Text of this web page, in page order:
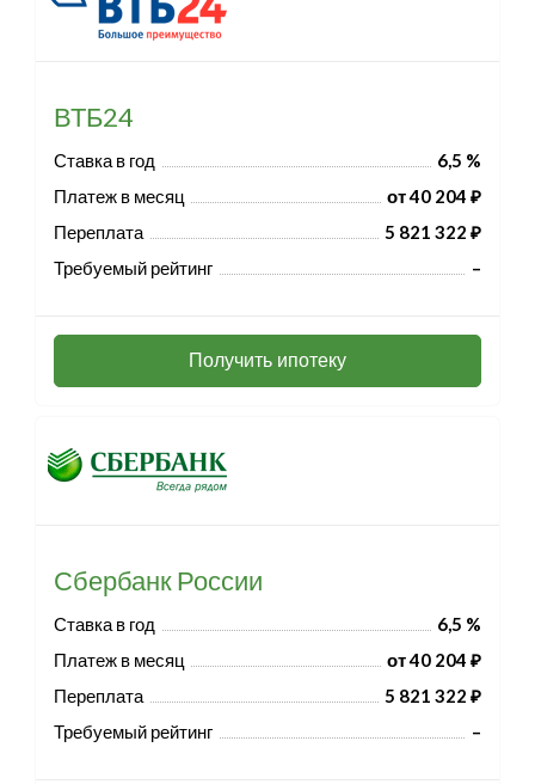
ВТБ24
Ставка в год
6,5 %
Платеж в месяц
от 40 204 ₽
Переплата
5 821 322 ₽
Требуемый рейтинг
–
Получить ипотеку
Сбербанк России
Ставка в год
6,5 %
Платеж в месяц
от 40 204 ₽
Переплата
5 821 322 ₽
Требуемый рейтинг
–